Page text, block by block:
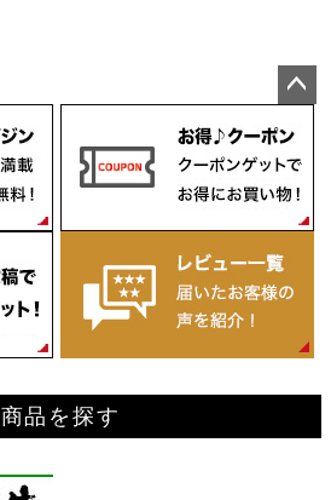
ジト
ップ
へ
商品を探す